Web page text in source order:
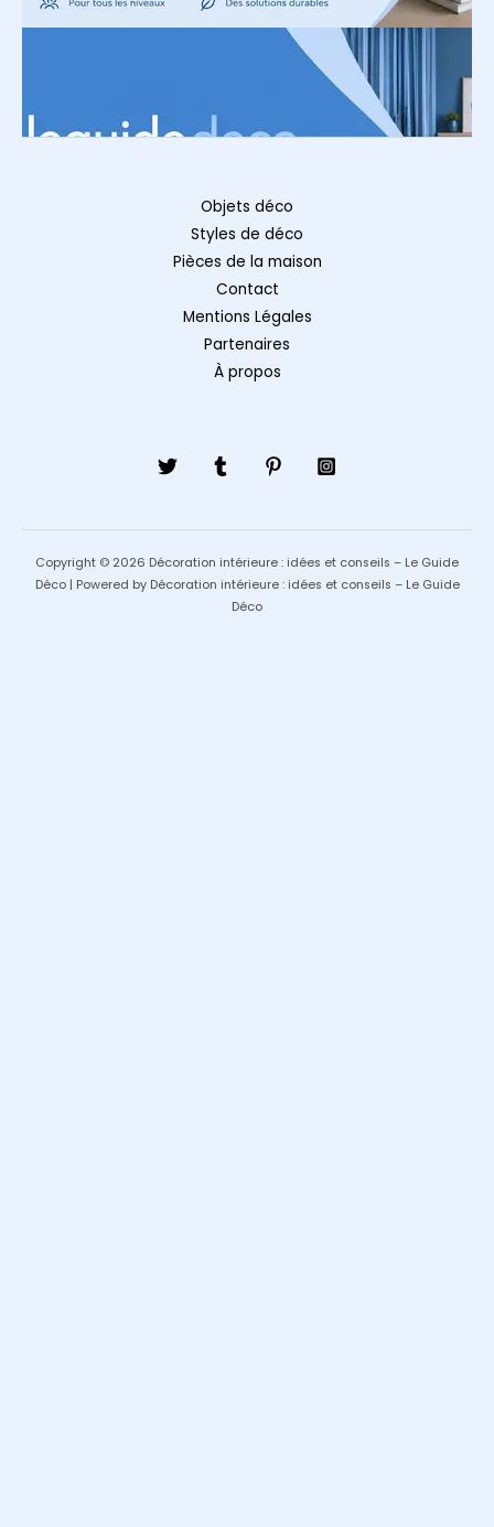
Objets déco
Styles de déco
Pièces de la maison
Contact
Mentions Légales
Partenaires
À propos
Copyright © 2026 Décoration intérieure : idées et conseils – Le Guide
Déco | Powered by Décoration intérieure : idées et conseils – Le Guide
Déco